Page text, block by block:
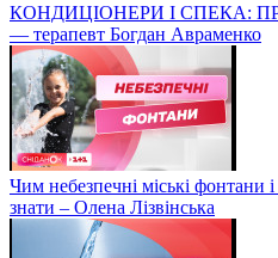
КОНДИЦІОНЕРИ І СПЕКА:
— терапевт Богдан Авраменко
Чим небезпечні міські фонтани
знати – Олена Лізвінська